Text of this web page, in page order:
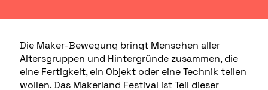
Die Maker-Bewegung bringt Menschen aller
Altersgruppen und Hintergründe zusammen, die
eine Fertigkeit, ein Objekt oder eine Technik teilen
wollen. Das Makerland Festival ist Teil dieser